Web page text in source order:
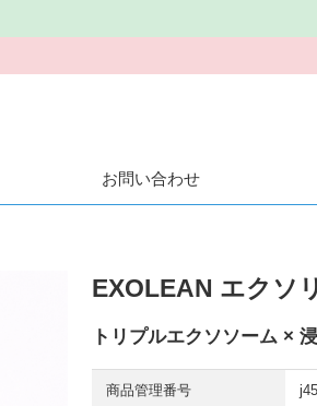
お問い合わせ
EXOLEAN エクソ
トリプルエクソソーム ×
商品管理番号